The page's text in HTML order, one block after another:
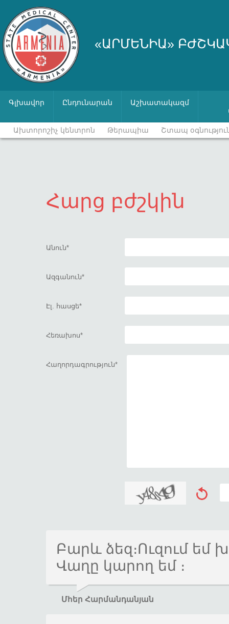
«ԱՐՄԵՆԻԱ»
Գլխավոր Ընդունարան
Աշխատակազմ
Ախտորոշիչ կենտրոն Թերապիա Շտապ
Հարց բժշկին
Անուն
Ազգանուն
Էլ. հասցե
Հեռախոս
Հաղորդագրություն
Բարև ձեզ։Ուզում եմ
Վաղը կարող եմ ։
Մհեր Հարմանդանյան